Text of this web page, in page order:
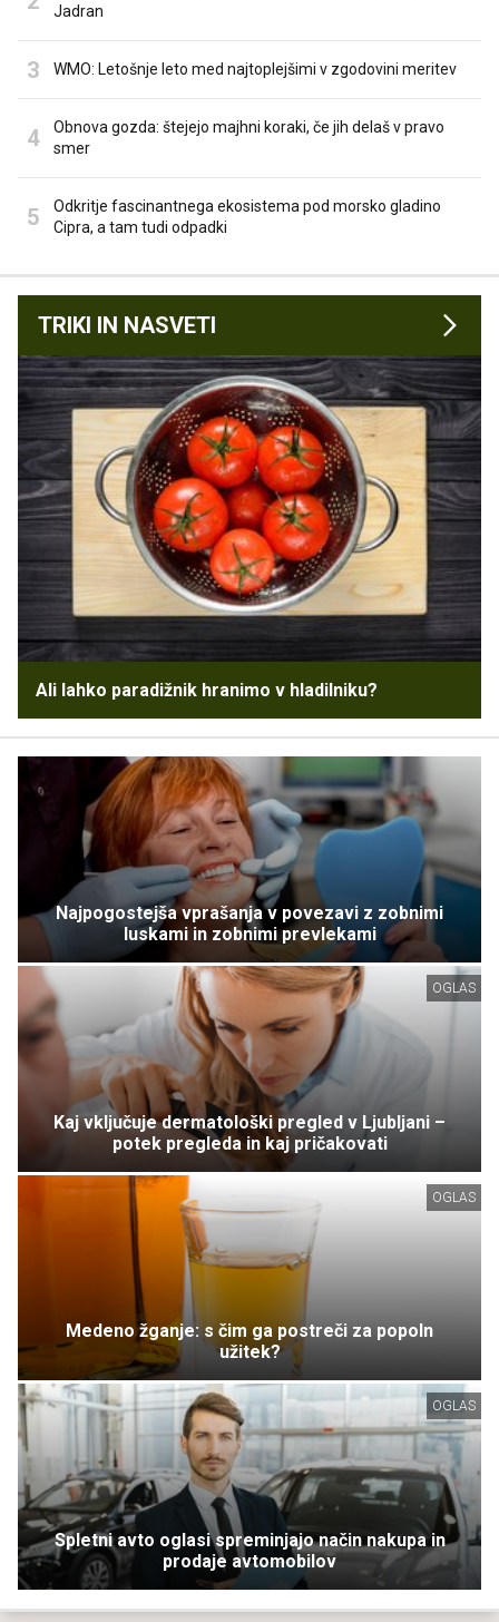
Jadran
WMO: Letošnje leto med najtoplejšimi v zgodovini meritev
Obnova gozda: štejejo majhni koraki, če jih delaš v pravo
smer
Odkritje fascinantnega ekosistema pod morsko gladino
Cipra, a tam tudi odpadki
TRIKI IN NASVETI
Ali lahko paradižnik hranimo v hladilniku?
Najpogostejša vprašanja v povezavi z zobnimi
luskami in zobnimi prevlekami
OGLAS
Kaj vključuje dermatološki pregled v Ljubljani –
potek pregleda in kaj pričakovati
OGLAS
Medeno žganje: s čim ga postreči za popoln
užitek?
OGLAS
Spletni avto oglasi spreminjajo način nakupa in
prodaje avtomobilov